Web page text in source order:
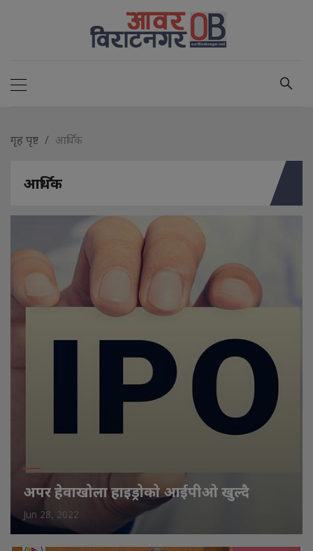
गृह पृष्ट आर्थिक
आर्थिक
अपर हेवाखोला हाइड्रोको आईपीओ खुल्दै
Jun 28, 2022